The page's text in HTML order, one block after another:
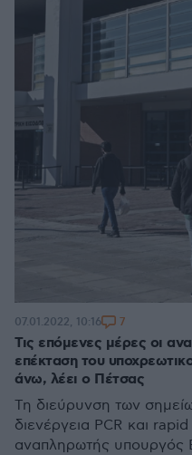
Τις επόμενες μέρες οι
επέκταση του
άνω, λέει ο Πέτσας
Τη διεύρυνση των
διενέργεια PCR και
αναπληρωτής υπουργός
07.01.2022, 10:16 7